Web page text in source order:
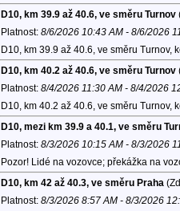
D10, km 39.9 až 40.6, ve směru Turnov
Platnost: 8/6/2026 10:43 AM - 8/6/2026
D10, km 39.9 až 40.6, ve směru Turnov,
D10, km 40.2 až 40.6, ve směru Turnov
Platnost: 8/4/2026 11:30 AM - 8/4/2026
D10, km 40.2 až 40.6, ve směru Turnov,
D10, mezi km 39.9 a 40.1, ve směru
Platnost: 8/3/2026 10:15 AM - 8/3/2026
Pozor! Lidé na vozovce; překážka na
D10, km 42 až 40.3, ve směru Praha
Platnost: 8/3/2026 8:57 AM - 8/3/2026